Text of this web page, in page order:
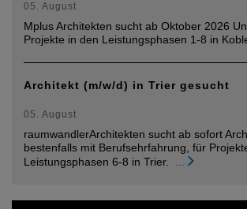
05. August
Mplus Architekten sucht ab Oktober 2026
Projekte in den Leistungsphasen 1-8 in
Architekt (m/w/d) in Trier gesucht
05. August
raumwandlerArchitekten sucht ab sofort
bestenfalls mit Berufsehrfahrung, für
Leistungsphasen 6-8 in Trier.